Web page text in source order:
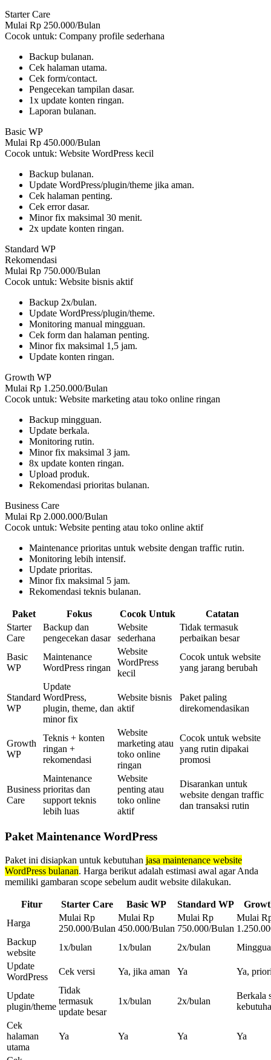
Starter Care
Mulai Rp 250.000/Bulan
Cocok untuk: Company profile sederhana
Backup bulanan.
Cek halaman utama.
Cek form/contact.
Pengecekan tampilan dasar.
1x update konten ringan.
Laporan bulanan.
Basic WP
Mulai Rp 450.000/Bulan
Cocok untuk: Website WordPress kecil
Backup bulanan.
Update WordPress/plugin/theme jika aman.
Cek halaman penting.
Cek error dasar.
Minor fix maksimal 30 menit.
2x update konten ringan.
Standard WP
Rekomendasi
Mulai Rp 750.000/Bulan
Cocok untuk: Website bisnis aktif
Backup 2x/bulan.
Update WordPress/plugin/theme.
Monitoring manual mingguan.
Cek form dan halaman penting.
Minor fix maksimal 1,5 jam.
Update konten ringan.
Growth WP
Mulai Rp 1.250.000/Bulan
Cocok untuk: Website marketing atau toko online ringan
Backup mingguan.
Update berkala.
Monitoring rutin.
Minor fix maksimal 3 jam.
8x update konten ringan.
Upload produk.
Rekomendasi prioritas bulanan.
Business Care
Mulai Rp 2.000.000/Bulan
Cocok untuk: Website penting atau toko online aktif
Maintenance prioritas untuk website dengan traffic rutin.
Monitoring lebih intensif.
Update prioritas.
Minor fix maksimal 5 jam.
Rekomendasi teknis bulanan.
Paket Fokus Cocok Untuk
Catatan
Starter
Care
Backup dan
pengecekan dasar
Website
sederhana
Tidak termasuk
perbaikan besar
Basic
WP
Maintenance
WordPress ringan
Website
WordPress
kecil
Cocok untuk website
yang jarang berubah
Standard
WP
Update
WordPress,
plugin, theme, dan
minor fix
Website bisnis
aktif
Paket paling
direkomendasikan
Growth
WP
Teknis + konten
ringan +
rekomendasi
Website
marketing atau
toko online
ringan
Cocok untuk website
yang rutin dipakai
promosi
Business
Care
Maintenance
prioritas dan
support teknis
lebih luas
Website
penting atau
toko online
aktif
Disarankan untuk
website dengan traffic
dan transaksi rutin
Paket Maintenance WordPress
Paket ini disiapkan untuk kebutuhan jasa maintenance website
WordPress bulanan. Harga berikut adalah estimasi awal agar Anda
memiliki gambaran scope sebelum audit website dilakukan.
Fitur Starter Care Basic WP Standard WP
Harga
Mulai Rp
250.000/Bulan
Mulai Rp
450.000/Bulan
Mulai Rp
750.000/Bulan
Mulai
Backup
website
1x/bulan 1x/bulan 2x/bulan
Update
WordPress
Cek versi Ya, jika aman Ya Ya,
Update
plugin/theme
Tidak
termasuk
update besar
1x/bulan 2x/bulan
Berkala
Cek
halaman
utama
Ya Ya Ya Ya